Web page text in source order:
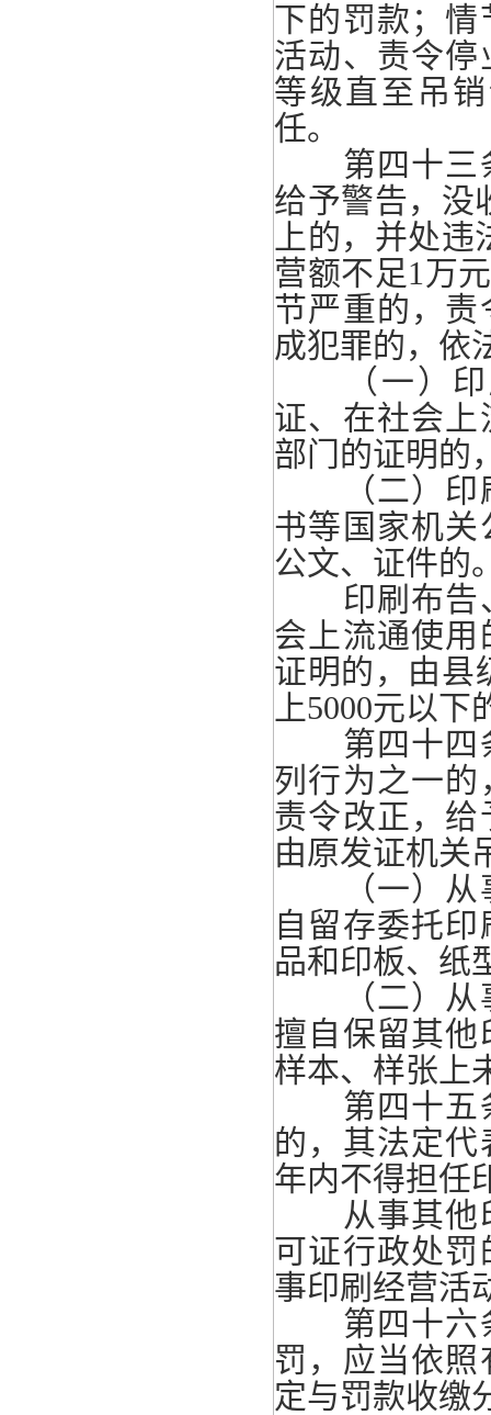
下的罚款；
活动、责令
等级直至吊
任。
第四十三
给予警告，没
上的，并处
营额不足1万
节严重的，
成犯罪的，依
（一）印
证、在社会
部门的证明的
（二）印刷
书等国家机
公文、证件的
印刷布告、
会上流通使
证明的，由县
上5000元以下
第四十四
列行为之一
责令改正，
由原发证机关
（一）从事
自留存委托
品和印板、纸
（二）从事
擅自保留其
样本、样张上
第四十五
的，其法定
年内不得担任
从事其他印
可证行政处罚
事印刷经营活
第四十六
罚，应当依
定与罚款收缴